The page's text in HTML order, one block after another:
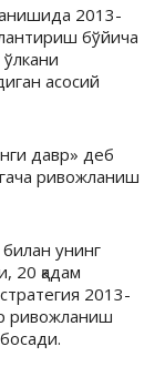
2013-
бўйича
асосий
давр» деб
ривожланиш
билан унинг
20 қадам
2013-
ривожланиш